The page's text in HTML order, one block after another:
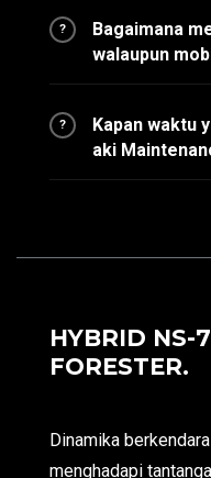
?
Bagaimana
walaupun
?
Kapan waktu
aki
HYBRID NS-
FORESTER.
Dinamika
menghadapi